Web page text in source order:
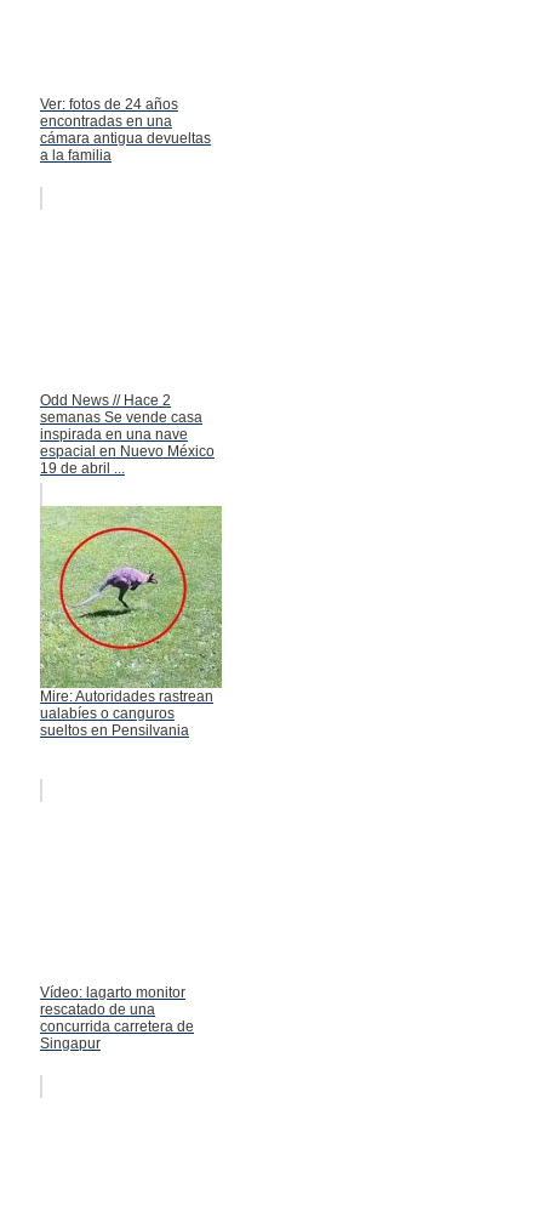
Ver: fotos de 24 años
encontradas en una
cámara antigua devueltas
a la familia
Odd News // Hace 2
semanas Se vende casa
inspirada en una nave
espacial en Nuevo México
19 de abril ...
Mire: Autoridades rastrean
ualabíes o canguros
sueltos en Pensilvania
Vídeo: lagarto monitor
rescatado de una
concurrida carretera de
Singapur